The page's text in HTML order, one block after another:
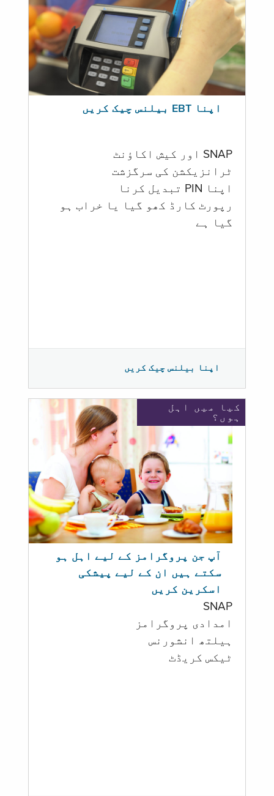
اپنا EBT بیلنس چیک کریں
SNAP اور کیش اکاؤنٹ
ٹرانزیکشن کی سرگزشت
اپنا PIN تبدیل کرنا
رپورٹ کارڈ کھو گیا یا خراب ہو
گيا ہے
اپنا بیلنس چیک کریں
کیا میں اہل
ہوں؟
آپ جن پروگرامز کے لیے اہل ہو
سکتے ہیں ان کے لیے پیشکی
اسکرین کریں
SNAP
امدادی پروگرامز
‏ہیلتھ انشورنس
ٹیکس کریڈٹ